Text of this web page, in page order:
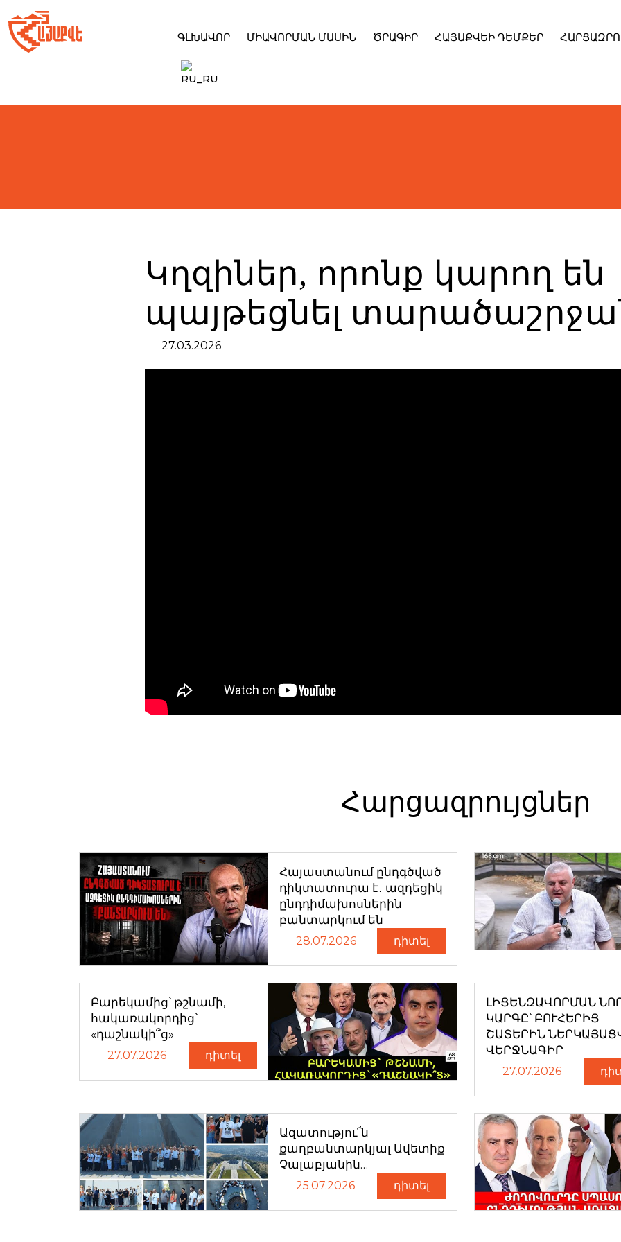
to
content
ԳԼԽԱՎՈՐ ՄԻԱՎՈՐՄԱՆ ՄԱՍԻՆ ԾՐԱԳԻՐ ՀԱՅԱՔՎԵԻ ԴԵՄՔԵՐ
Կղզիներ, որոնք կարող են
պայթեցնել
27.03.2026
Հարցազրույցներ
Հայաստանում ընդգծված
դիկտատուրա է․ ազդեցիկ
ընդդիմախոսներին
բանտարկում են
28.07.2026 դիտել
Բարեկամից՝ թշնամի,
հակառակորդից՝
«դաշնակի՞ց»
27.07.2026 դիտել
ԼԻՑԵՆԶԱՎՈՐՄԱՆ
ԿԱՐԳԸ՝ ԲՈՒՀԵՐԻՑ
ՇԱՏԵՐԻՆ
ՎԵՐՋՆԱԳԻՐ
27.07.2026
Ազատությու՜ն
քաղբանտարկյալ Ավետիք
Չալաբյանին…
25.07.2026 դիտել